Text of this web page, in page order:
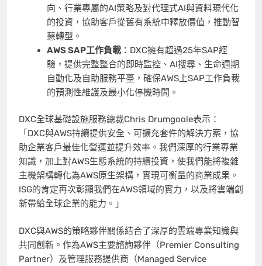
向、行業專屬的AI策略及對代理式AI與資料現代化
的投資，協助客戶從舊有系統中釋放價值，推動智
慧轉型。
AWS SAP工作負載：DXC擁有超過25年SAP經
驗，提供完整整合的即時監控、AI搜尋、生命週期
自動化及自助服務平臺，確保AWS上SAP工作負載
的預測性維護及最小化停機時間。
DXC全球基礎設施服務總裁Chris Drumgoole表示：
「DXC與AWS持續提供安全、可擴充套件的解決方案，協
助企業客戶最佳化營運並提升效率。我們深厚的行業專業
知識，加上對AWS生態系統的持續投資，使我們能將複雜
主機架構轉化為AWS原生架構，實現可衡量的商業成果。
ISG的肯定再次彰顯我們在AWS領域的實力，以及將雲端創
新帶給全球企業的能力。」
DXC與AWS的策略夥伴關係結合了深厚的雲端專業知識與
共同創新。作為AWS主要諮詢夥伴（Premier Consulting
Partner）及管理服務提供商（Managed Service